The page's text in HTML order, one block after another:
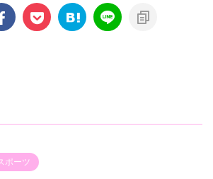
ポーツ